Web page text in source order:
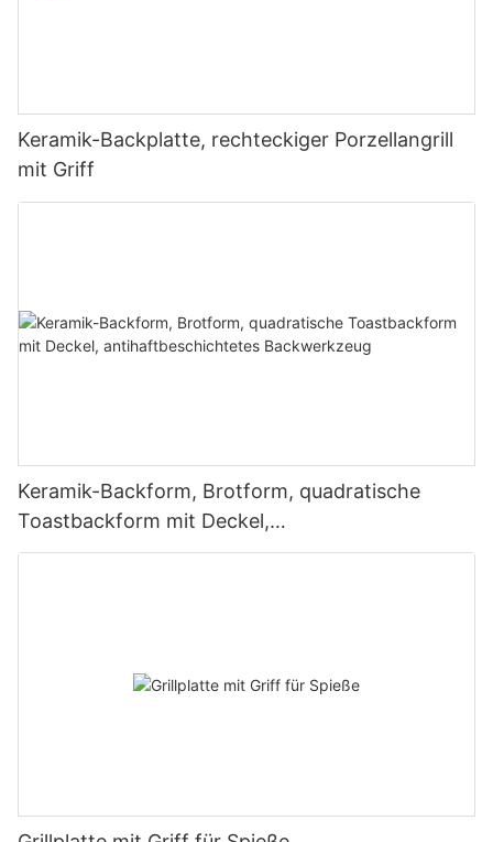
Keramik-Backplatte, rechteckiger Porzellangrill
mit Griff
Keramik-Backform, Brotform, quadratische
Toastbackform mit Deckel,
antihaftbeschichtetes Backwerkzeug